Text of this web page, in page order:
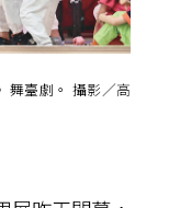
舞臺劇。 攝影／高